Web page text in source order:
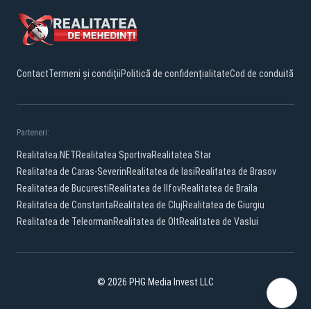
ContactTermeni și condițiiPolitică de confidențialitateCod de conduită
Parteneri:
Realitatea.NETRealitatea SportivaRealitatea Star
Realitatea de Caras-SeverinRealitatea de IasiRealitatea de Brasov
Realitatea de BucurestiRealitatea de IlfovRealitatea de Braila
Realitatea de ConstantaRealitatea de ClujRealitatea de Giurgiu
Realitatea de TeleormanRealitatea de OltRealitatea de Vaslui
© 2026 PHG Media Invest LLC